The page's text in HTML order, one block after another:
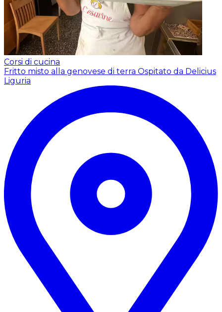
Corsi di cucina
Fritto misto alla genovese di terra Ospitato da Delicius
Liguria